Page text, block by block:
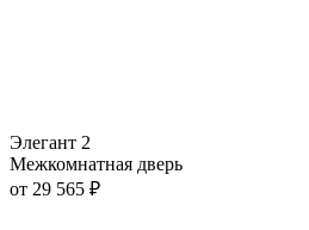
Элегант 2
Межкомнатная дверь
от 29 565 ₽